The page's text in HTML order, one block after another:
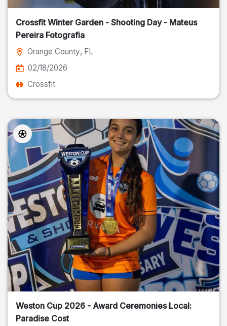
Crossfit Winter Garden - Shooting Day - Mateus
Pereira Fotografia
Orange County, FL
02/18/2026
Crossfit
Weston Cup 2026 - Award Ceremonies Local:
Paradise Cost